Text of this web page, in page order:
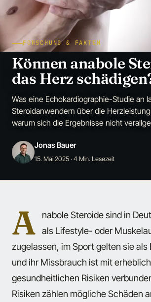
FORSCHUNG & FAKTEN
Können anabole
das Herz
Was eine Echokardiographie-Studie an
Steroidanwendern über die
warum sich die Ergebnisse nicht
Jonas Bauer
15. Mai 2025· 4 Min. Lesezeit
A
nabole Steroide sind in
als Lifestyle- oder
zugelassen, im Sport gelten sie als
und ihr Missbrauch ist mit
gesundheitlichen Risiken
Risiken zählen mögliche Schäden